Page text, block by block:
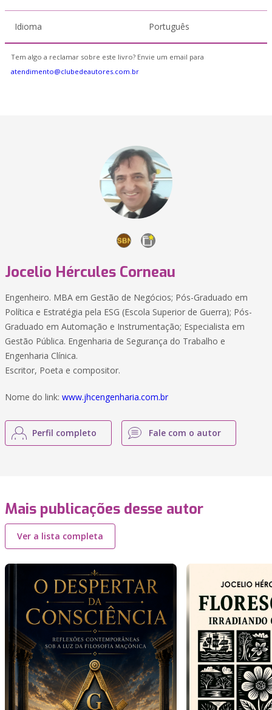
Idioma Português
Tem algo a reclamar sobre este livro? Envie um email para
atendimento@clubedeautores.com.br
Jocelio Hércules Corneau
Engenheiro. MBA em Gestão de Negócios; Pós-Graduado em
Política e Estratégia pela ESG (Escola Superior de Guerra); Pós-
Graduado em Automação e Instrumentação; Especialista em
Gestão Pública. Engenharia de Segurança do Trabalho e
Engenharia Clínica.
Escritor, Poeta e compositor.
Nome do link: www.jhcengenharia.com.br
Perfil completo Fale com o autor
Mais publicações desse autor
Ver a lista completa